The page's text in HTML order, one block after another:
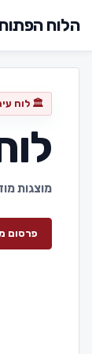
הלוח הפתוח
🏛️ לוח
מוצגות
פרסום